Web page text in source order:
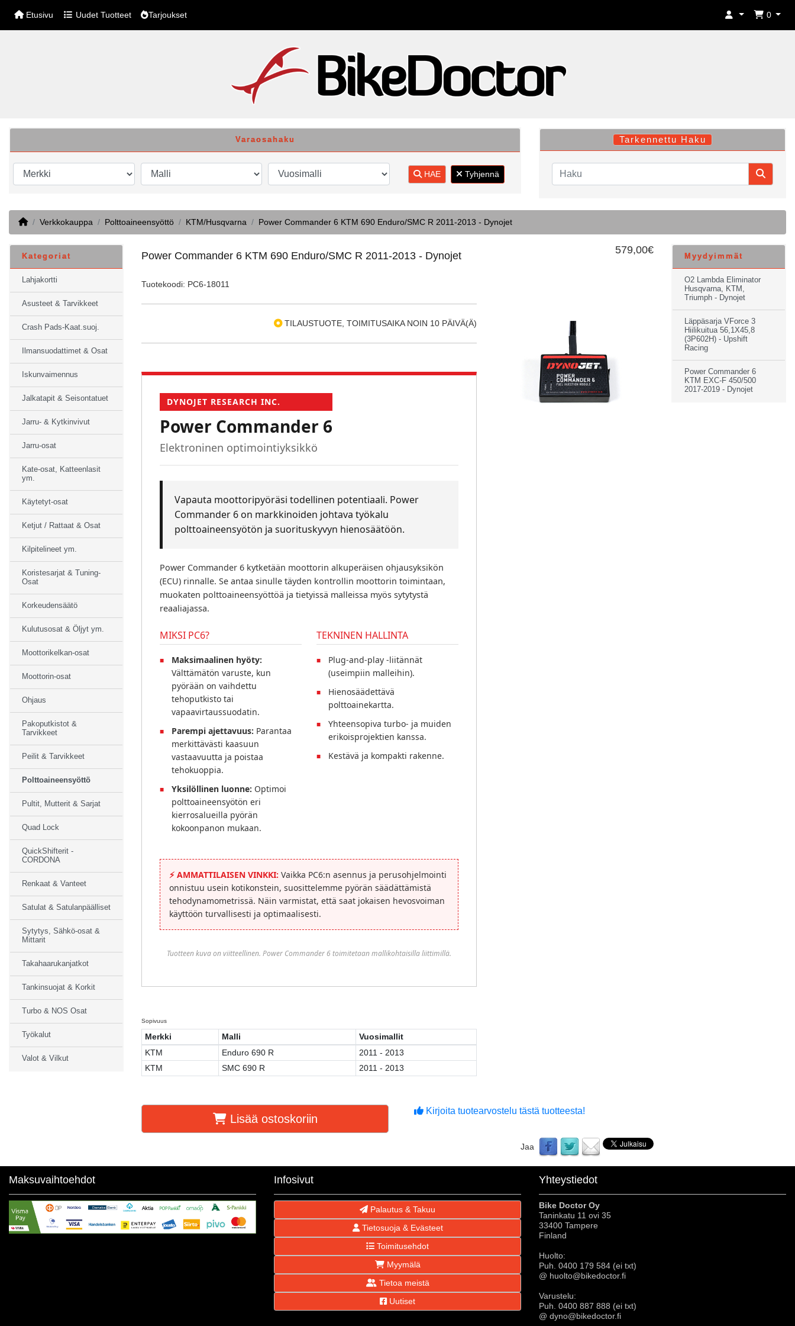
Etusivu Uudet Tuotteet Tarjoukset 0
Varaosahaku
HAE Tyhjennä
Tarkennettu Haku
HomeVerkkokauppa Polttoaineensyöttö KTM/Husqvarna Power Commander 6 KTM 690 Enduro/SMC R 2011-2013 - Dynojet
Power Commander 6 KTM 690 Enduro/SMC R 2011-2013 - Dynojet 579,00€
Tuotekoodi: PC6-18011
TILAUSTUOTE, TOIMITUSAIKA NOIN 10 PÄIVÄ(Ä)
DYNOJET RESEARCH INC.
Power Commander 6
Elektroninen optimointiyksikkö
Vapauta moottoripyöräsi todellinen potentiaali. Power
Commander 6 on markkinoiden johtava työkalu
polttoaineensyötön ja suorituskyvyn hienosäätöön.
Power Commander 6 kytketään moottorin alkuperäisen ohjausyksikön
(ECU) rinnalle. Se antaa sinulle täyden kontrollin moottorin toimintaan,
muokaten polttoaineensyöttöä ja tietyissä malleissa myös sytytystä
reaaliajassa.
MIKSI PC6?
Maksimaalinen hyöty:
Välttämätön varuste, kun
pyörään on vaihdettu
tehoputkisto tai
vapaavirtaussuodatin.
Parempi ajettavuus: Parantaa
merkittävästi kaasuun
vastaavuutta ja poistaa
tehokuoppia.
Yksilöllinen luonne: Optimoi
polttoaineensyötön eri
kierrosalueilla pyörän
kokoonpanon mukaan.
TEKNINEN HALLINTA
Plug-and-play -liitännät
(useimpiin malleihin).
Hienosäädettävä
polttoainekartta.
Yhteensopiva turbo- ja muiden
erikoisprojektien kanssa.
Kestävä ja kompakti rakenne.
⚡ AMMATTILAISEN VINKKI: Vaikka PC6:n asennus ja perusohjelmointi
onnistuu usein kotikonstein, suosittelemme pyörän säädättämistä
tehodynamometrissä. Näin varmistat, että saat jokaisen hevosvoiman
käyttöön turvallisesti ja optimaalisesti.
Tuotteen kuva on viitteellinen. Power Commander 6 toimitetaan mallikohtaisilla liittimillä.
Sopivuus
Merkki Malli
Vuosimallit
KTM
Enduro 690 R
2011 - 2013
KTM
SMC 690 R 2011 - 2013
Lisää ostoskoriin
Kirjoita tuotearvostelu tästä tuotteesta!
Jaa
Kategoriat
Lahjakortti
Asusteet & Tarvikkeet
Crash Pads-Kaat.suoj.
Ilmansuodattimet & Osat
Iskunvaimennus
Jalkatapit & Seisontatuet
Jarru- & Kytkinvivut
Jarru-osat
Kate-osat, Katteenlasit
ym.
Käytetyt-osat
Ketjut / Rattaat & Osat
Kilpitelineet ym.
Koristesarjat & Tuning-
Osat
Korkeudensäätö
Kulutusosat & Öljyt ym.
Moottorikelkan-osat
Moottorin-osat
Ohjaus
Pakoputkistot &
Tarvikkeet
Peilit & Tarvikkeet
Polttoaineensyöttö
Pultit, Mutterit & Sarjat
Quad Lock
QuickShifterit -
CORDONA
Renkaat & Vanteet
Satulat & Satulanpäälliset
Sytytys, Sähkö-osat &
Mittarit
Takahaarukanjatkot
Tankinsuojat & Korkit
Turbo & NOS Osat
Työkalut
Valot & Vilkut
Myydyimmät
O2 Lambda Eliminator
Husqvarna, KTM,
Triumph - Dynojet
Läppäsarja VForce 3
Hiilikuitua 56,1X45,8
(3P602H) - Upshift
Racing
Power Commander 6
KTM EXC-F 450/500
2017-2019 - Dynojet
Maksuvaihtoehdot Infosivut
Palautus & Takuu
Tietosuoja & Evästeet
Toimitusehdot
Myymälä
Tietoa meistä
Uutiset
Yhteystiedot
Bike Doctor Oy
Taninkatu 11 ovi 35
33400 Tampere
Finland
Huolto:
Puh. 0400 179 584 (ei txt)
@ huolto@bikedoctor.fi
Varustelu:
Puh. 0400 887 888 (ei txt)
@ dyno@bikedoctor.fi